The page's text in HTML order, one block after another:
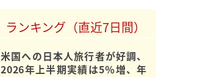
ランキング（直近7日間）
米国への日本人旅行者が好調、
2026年上半期実績は5％増、年